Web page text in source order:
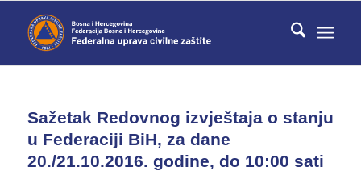
Sažetak Redovnog izvještaja o stanju
u Federaciji BiH, za dane
20./21.10.2016. godine, do 10:00 sati